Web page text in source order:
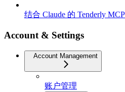
结合 Claude 的 Tenderly
Account & Settings
Account Management
账户管理